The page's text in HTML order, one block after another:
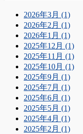
2026年3月 (1)
2026年2月 (1)
2026年1月 (1)
2025年12月 (1)
2025年11月 (1)
2025年10月 (1)
2025年9月 (1)
2025年7月 (1)
2025年6月 (1)
2025年5月 (1)
2025年4月 (1)
2025年2月 (1)